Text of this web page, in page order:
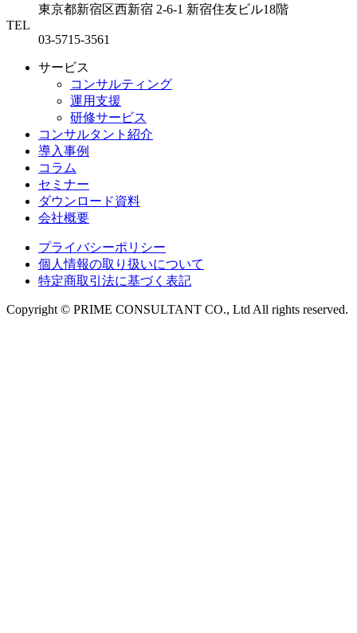
東京都新宿区西新宿 2-6-1 新宿住友ビル18階
TEL
03-5715-3561
サービス
コンサルティング
運用支援
研修サービス
コンサルタント紹介
導入事例
コラム
セミナー
ダウンロード資料
会社概要
プライバシーポリシー
個人情報の取り扱いについて
特定商取引法に基づく表記
Copyright © PRIME CONSULTANT CO., Ltd All rights reserved.